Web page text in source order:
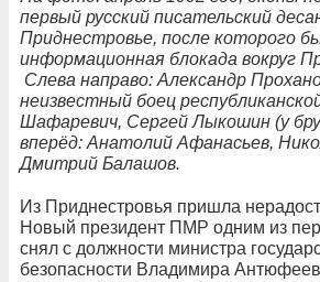
первый русский писательский
Приднестровье, после которого
информационная блокада вокруг
Слева направо: Александр
неизвестный боец
Шафаревич, Сергей Лыкошин (у
вперёд: Анатолий Афанасьев,
Дмитрий Балашов.
Из Приднестровья пришла
Новый президент ПМР одним из
снял с должности министра
безопасности Владимира